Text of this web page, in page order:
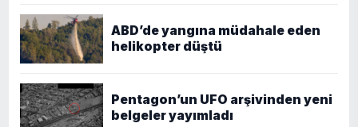
ABD’de yangına müdahale eden
helikopter düştü
Pentagon’un UFO arşivinden yeni
belgeler yayımladı